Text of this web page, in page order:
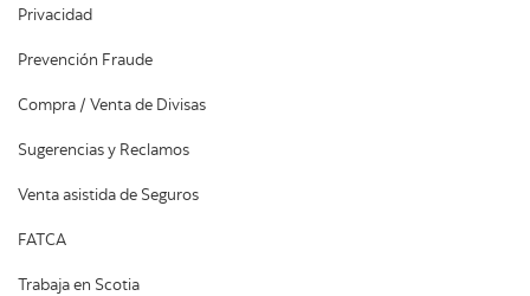
Privacidad
Prevención Fraude
Compra / Venta de Divisas
Sugerencias y Reclamos
Venta asistida de Seguros
FATCA
Trabaja en Scotia